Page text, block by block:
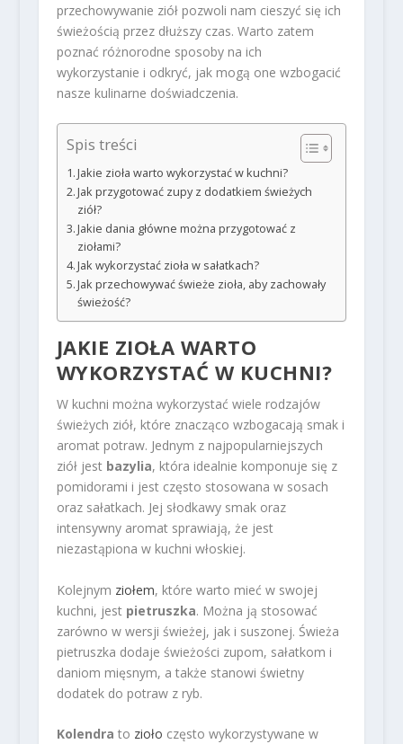
przechowywanie ziół pozwoli nam cieszyć się ich
świeżością przez dłuższy czas. Warto zatem
poznać różnorodne sposoby na ich
wykorzystanie i odkryć, jak mogą one wzbogacić
nasze kulinarne doświadczenia.
Spis treści
Jakie zioła warto wykorzystać w kuchni?
Jak przygotować zupy z dodatkiem świeżych
ziół?
Jakie dania główne można przygotować z
ziołami?
Jak wykorzystać zioła w sałatkach?
Jak przechowywać świeże zioła, aby zachowały
świeżość?
JAKIE ZIOŁA WARTO
WYKORZYSTAĆ W KUCHNI?
W kuchni można wykorzystać wiele rodzajów
świeżych ziół, które znacząco wzbogacają smak i
aromat potraw. Jednym z najpopularniejszych
ziół jest bazylia, która idealnie komponuje się z
pomidorami i jest często stosowana w sosach
oraz sałatkach. Jej słodkawy smak oraz
intensywny aromat sprawiają, że jest
niezastąpiona w kuchni włoskiej.
Kolejnym ziołem, które warto mieć w swojej
kuchni, jest pietruszka. Można ją stosować
zarówno w wersji świeżej, jak i suszonej. Świeża
pietruszka dodaje świeżości zupom, sałatkom i
daniom mięsnym, a także stanowi świetny
dodatek do potraw z ryb.
Kolendra to zioło często wykorzystywane w